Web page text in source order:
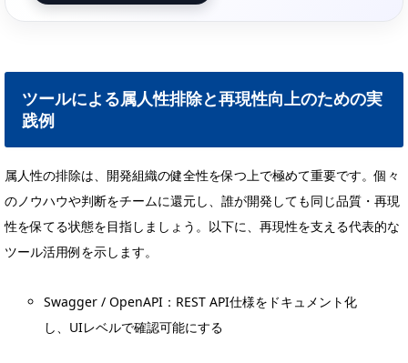
ツールによる属人性排除と再現性向上のための実
践例
属人性の排除は、開発組織の健全性を保つ上で極めて重要です。個々
のノウハウや判断をチームに還元し、誰が開発しても同じ品質・再現
性を保てる状態を目指しましょう。以下に、再現性を支える代表的な
ツール活用例を示します。
Swagger / OpenAPI：REST API仕様をドキュメント化
し、UIレベルで確認可能にする